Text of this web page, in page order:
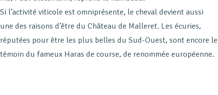
Si l’activité viticole est omniprésente, le cheval devient aussi
une des raisons d’être du Château de Malleret. Les écuries,
réputées pour être les plus belles du Sud-Ouest, sont encore le
témoin du fameux Haras de course, de renommée européenne.